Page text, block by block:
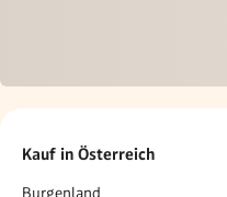
Kauf in Österreich
Burgenland